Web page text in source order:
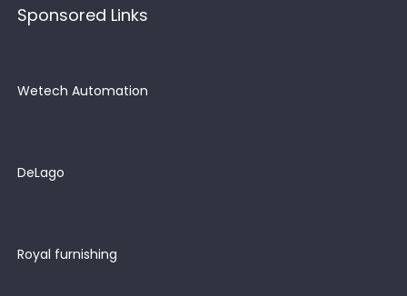
Sponsored Links
Wetech Automation
DeLago
Royal furnishing